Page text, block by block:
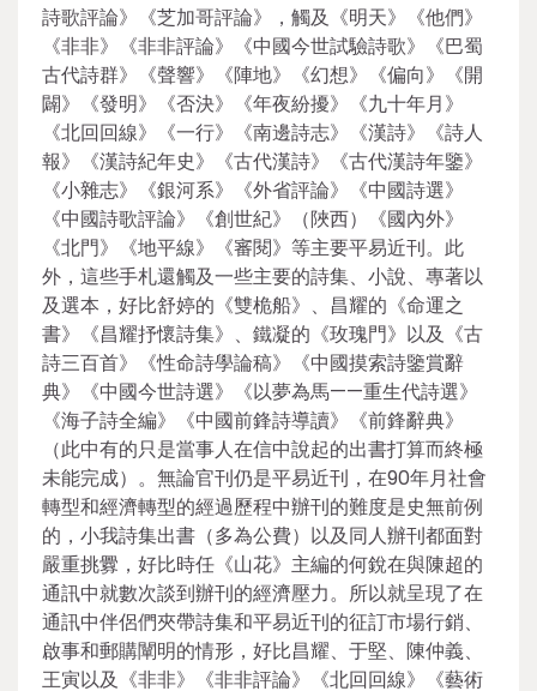
詩歌評論》《芝加哥評論》，觸及《明天》《他們》
《非非》《非非評論》《中國今世試驗詩歌》《巴蜀
古代詩群》《聲響》《陣地》《幻想》《偏向》《開
闢》《發明》《否決》《年夜紛擾》《九十年月》
《北回回線》《一行》《南邊詩志》《漢詩》《詩人
報》《漢詩紀年史》《古代漢詩》《古代漢詩年鑒》
《小雜志》《銀河系》《外省評論》《中國詩選》
《中國詩歌評論》《創世紀》（陜西）《國內外》
《北門》《地平線》《審閱》等主要平易近刊。此
外，這些手札還觸及一些主要的詩集、小說、專著以
及選本，好比舒婷的《雙桅船》、昌耀的《命運之
書》《昌耀抒懷詩集》、鐵凝的《玫瑰門》以及《古
詩三百首》《性命詩學論稿》《中國摸索詩鑒賞辭
典》《中國今世詩選》《以夢為馬——重生代詩選》
《海子詩全編》《中國前鋒詩導讀》《前鋒辭典》
（此中有的只是當事人在信中說起的出書打算而終極
未能完成）。無論官刊仍是平易近刊，在90年月社會
轉型和經濟轉型的經過歷程中辦刊的難度是史無前例
的，小我詩集出書（多為公費）以及同人辦刊都面對
嚴重挑釁，好比時任《山花》主編的何銳在與陳超的
通訊中就數次談到辦刊的經濟壓力。所以就呈現了在
通訊中伴侶們夾帶詩集和平易近刊的征訂市場行銷、
啟事和郵購闡明的情形，好比昌耀、于堅、陳仲義、
王寅以及《非非》《非非評論》《北回回線》《藝術